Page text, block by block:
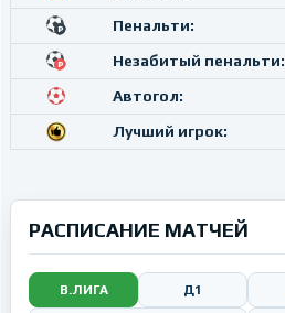
Пенальти:
Незабитый пенальти:
Автогол:
Лучший игрок:
РАСПИСАНИЕ МАТЧЕЙ
В.ЛИГА Д1